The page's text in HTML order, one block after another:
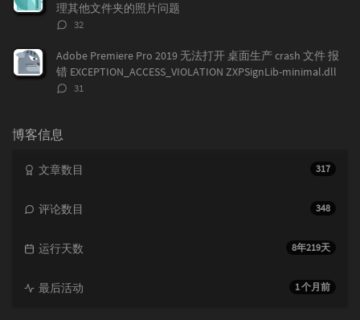
理其他文件夹的照片问题
评
数：
32
Adobe Premiere Pro 2019 无法打开 桌面生产 crash 文件 报
错 EXCEPTION_ACCESS_VIOLATION ZXPSignLib-minimal.dll
评
31
博客信息
317
文章数目
348
评论数目
8年219天
运行天数
1 个月前
最后活动